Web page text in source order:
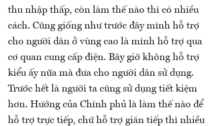
thu nhập thấp, còn làm thế nào thì có nhiều
cách. Cũng giống như trước đây mình hỗ trợ
cho người dân ở vùng cao là mình hỗ trợ qua
cơ quan cung cấp điện. Bây giờ không hỗ trợ
kiểu ấy nữa mà đưa cho người dân sử dụng.
Trước hết là người ta cũng sử dụng tiết kiệm
hơn. Hướng của Chính phủ là làm thế nào để
hỗ trợ trực tiếp, chứ hỗ trợ gián tiếp thì nhiều